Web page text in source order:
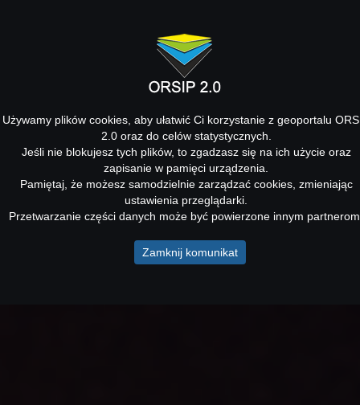
Używamy plików cookies, aby ułatwić Ci korzystanie z geoportalu
2.0 oraz do celów statystycznych.
Jeśli nie blokujesz tych plików, to zgadzasz się na ich użycie oraz
zapisanie w pamięci urządzenia.
Pamiętaj, że możesz samodzielnie zarządzać cookies, zmieniając
ustawienia przeglądarki.
Przetwarzanie części danych może być powierzone innym
Zamknij komunikat